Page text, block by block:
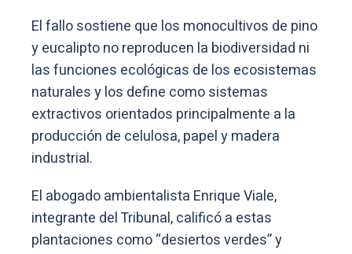
El fallo sostiene que los monocultivos de pino
y eucalipto no reproducen la biodiversidad ni
las funciones ecológicas de los ecosistemas
naturales y los define como sistemas
extractivos orientados principalmente a la
producción de celulosa, papel y madera
industrial.
El abogado ambientalista Enrique Viale,
integrante del Tribunal, calificó a estas
plantaciones como “desiertos verdes” y